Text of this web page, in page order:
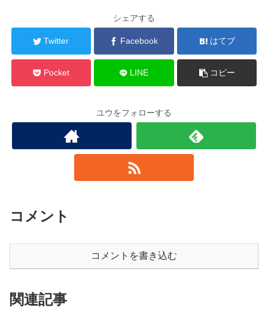
シェアする
Twitter Facebook はてブ
Pocket LINE コピー
ユウをフォローする
コメント
コメントを書き込む
関連記事